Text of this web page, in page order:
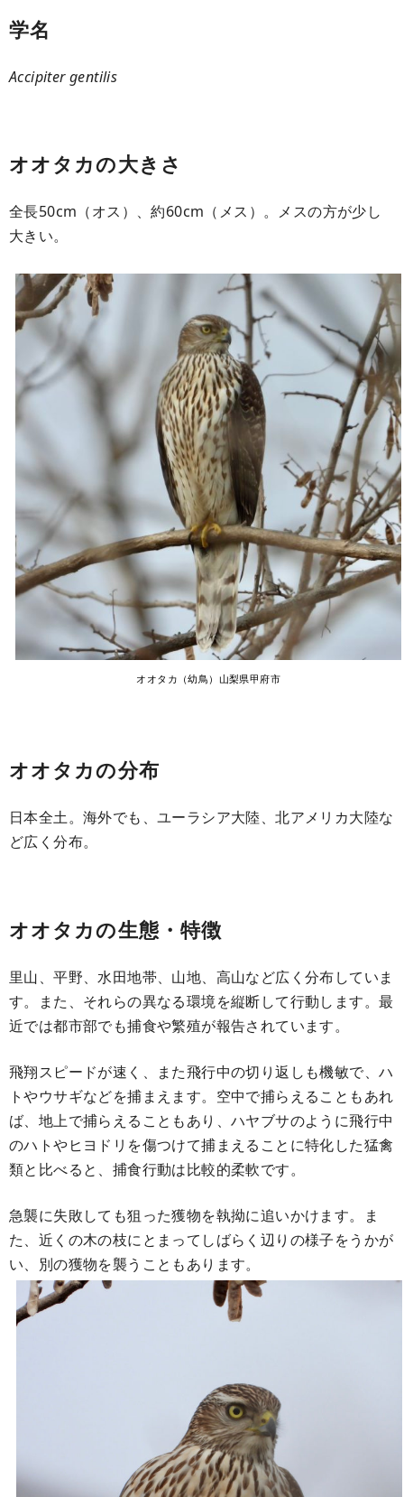
学名
Accipiter gentilis
オオタカの大きさ
全長50cm（オス）、約60cm（メス）。メスの方が少し
大きい。
オオタカ（幼鳥）山梨県甲府市
オオタカの分布
日本全土。海外でも、ユーラシア大陸、北アメリカ大陸な
ど広く分布。
オオタカの生態・特徴
里山、平野、水田地帯、山地、高山など広く分布していま
す。また、それらの異なる環境を縦断して行動します。最
近では都市部でも捕食や繁殖が報告されています。
飛翔スピードが速く、また飛行中の切り返しも機敏で、ハ
トやウサギなどを捕まえます。空中で捕らえることもあれ
ば、地上で捕らえることもあり、ハヤブサのように飛行中
のハトやヒヨドリを傷つけて捕まえることに特化した猛禽
類と比べると、捕食行動は比較的柔軟です。
急襲に失敗しても狙った獲物を執拗に追いかけます。ま
た、近くの木の枝にとまってしばらく辺りの様子をうかが
い、別の獲物を襲うこともあります。